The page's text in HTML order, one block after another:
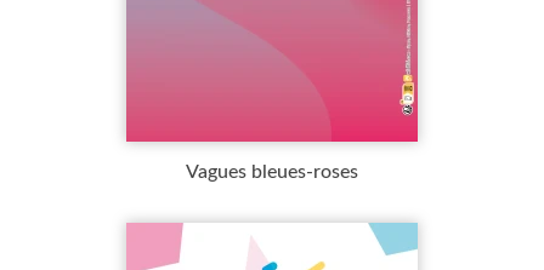
Vagues bleues-roses